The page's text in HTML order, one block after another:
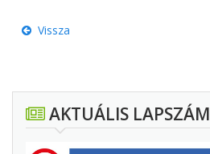
Vissza
AKTUÁLIS LAPSZÁM